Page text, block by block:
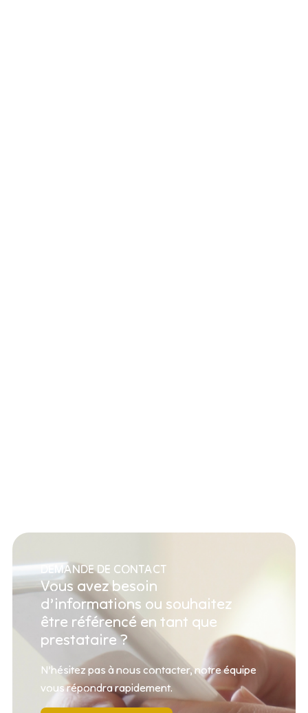
DEMANDE DE CONTACT
Vous avez besoin
d’informations ou souhaitez
être référencé en tant que
prestataire ?
N’hésitez pas à nous contacter, notre équipe
vous répondra rapidement.